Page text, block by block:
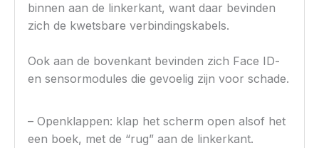
binnen aan de linkerkant, want daar bevinden
zich de kwetsbare verbindingskabels.
Ook aan de bovenkant bevinden zich Face ID-
en sensormodules die gevoelig zijn voor schade.
– Openklappen: klap het scherm open alsof het
een boek, met de “rug” aan de linkerkant.